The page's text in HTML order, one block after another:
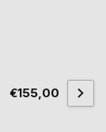
€155,00